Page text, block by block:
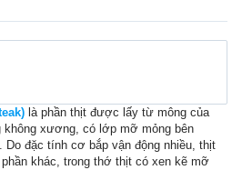
là phần thịt được lấy từ mông của
không xương, có lớp mỡ mỏng bên
đặc tính cơ bắp vận động nhiều, thịt
khác, trong thớ thịt có xen kẽ mỡ